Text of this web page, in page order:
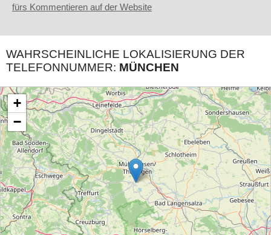
fürs Kommentieren auf der Website
WAHRSCHEINLICHE LOKALISIERUNG DER
TELEFONNUMMER: MÜNCHEN